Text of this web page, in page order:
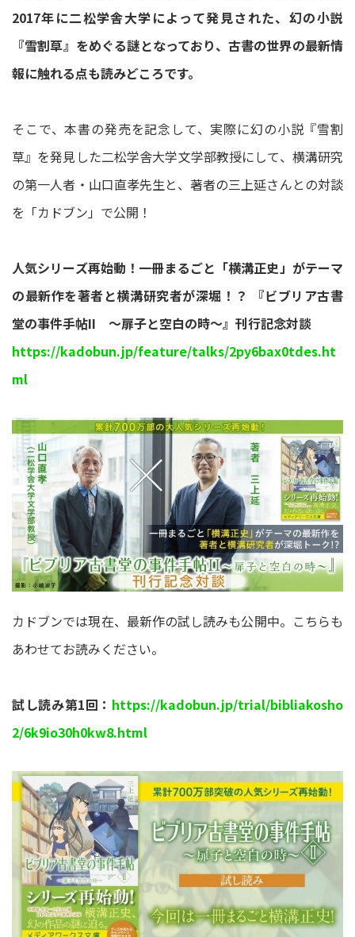
2017年に二松学舎大学によって発見された、幻の小説
『雪割草』をめぐる謎となっており、古書の世界の最新情
報に触れる点も読みどころです。
そこで、本書の発売を記念して、実際に幻の小説『雪割
草』を発見した二松学舎大学文学部教授にして、横溝研究
の第一人者・山口直孝先生と、著者の三上延さんとの対談
を「カドブン」で公開！
人気シリーズ再始動！一冊まるごと「横溝正史」がテーマ
の最新作を著者と横溝研究者が深堀！？ 『ビブリア古書
堂の事件手帖II ～扉子と空白の時～』刊行記念対談
https://kadobun.jp/feature/talks/2py6bax0tdes.ht
ml
カドブンでは現在、最新作の試し読みも公開中。こちらも
あわせてお読みください。
試し読み第1回： https://kadobun.jp/trial/bibliakosho
2/6k9io30h0kw8.html